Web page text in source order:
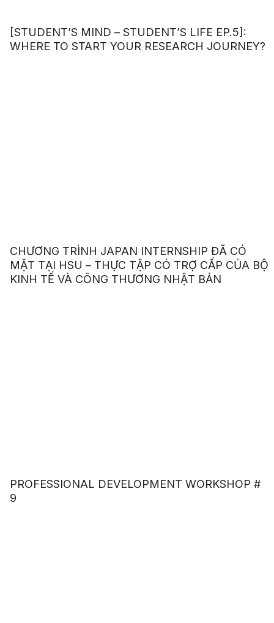
[STUDENT’S MIND – STUDENT’S LIFE EP.5]:
WHERE TO START YOUR RESEARCH JOURNEY?
CHƯƠNG TRÌNH JAPAN INTERNSHIP ĐÃ CÓ
MẶT TẠI HSU – THỰC TẬP CÓ TRỢ CẤP CỦA BỘ
KINH TẾ VÀ CÔNG THƯƠNG NHẬT BẢN
PROFESSIONAL DEVELOPMENT WORKSHOP #
9